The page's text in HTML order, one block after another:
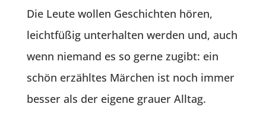
Die Leute wollen Geschichten hören,
leichtfüßig unterhalten werden und, auch
wenn niemand es so gerne zugibt: ein
schön erzähltes Märchen ist noch immer
besser als der eigene grauer Alltag.